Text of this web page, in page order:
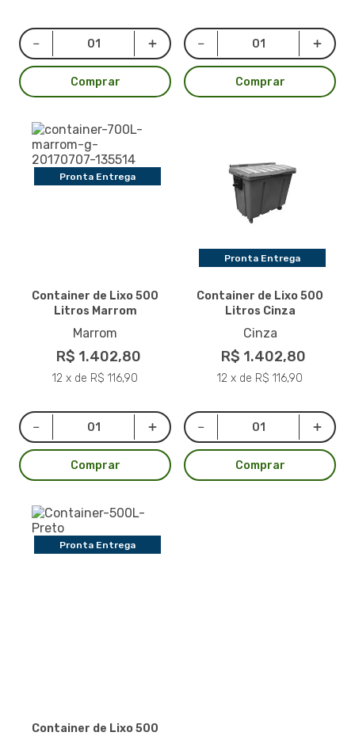
Comprar Comprar
Pronta Entrega
Container de Lixo 500
Litros Marrom
Marrom
R$ 1.402,80
12 x de R$ 116,90
Comprar
Pronta Entrega
Container de Lixo 500
Litros Cinza
Cinza
R$ 1.402,80
12 x de R$ 116,90
Comprar
Pronta Entrega
Container de Lixo 500